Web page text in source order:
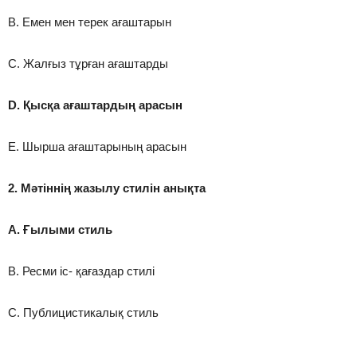
В. Емен мен терек ағаштарын
С. Жалғыз тұрған ағаштарды
D. Қысқа ағаштардың арасын
E. Шырша ағаштарының арасын
2. Мәтіннің жазылу стилін анықта
А. Ғылыми стиль
В. Ресми іс- қағаздар стилі
С. Публицистикалық стиль